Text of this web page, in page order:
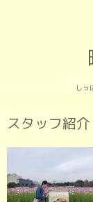
しっ
スタッフ紹介